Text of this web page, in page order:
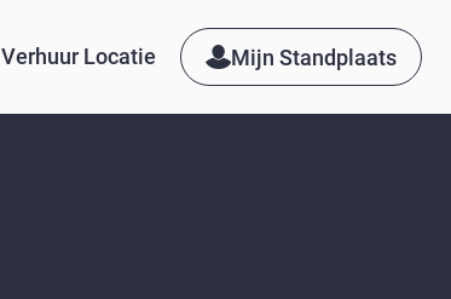
Verhuur Locatie Mijn Standplaats